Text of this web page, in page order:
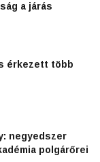
a járás
érkezett több
negyedszer
polgárőrei